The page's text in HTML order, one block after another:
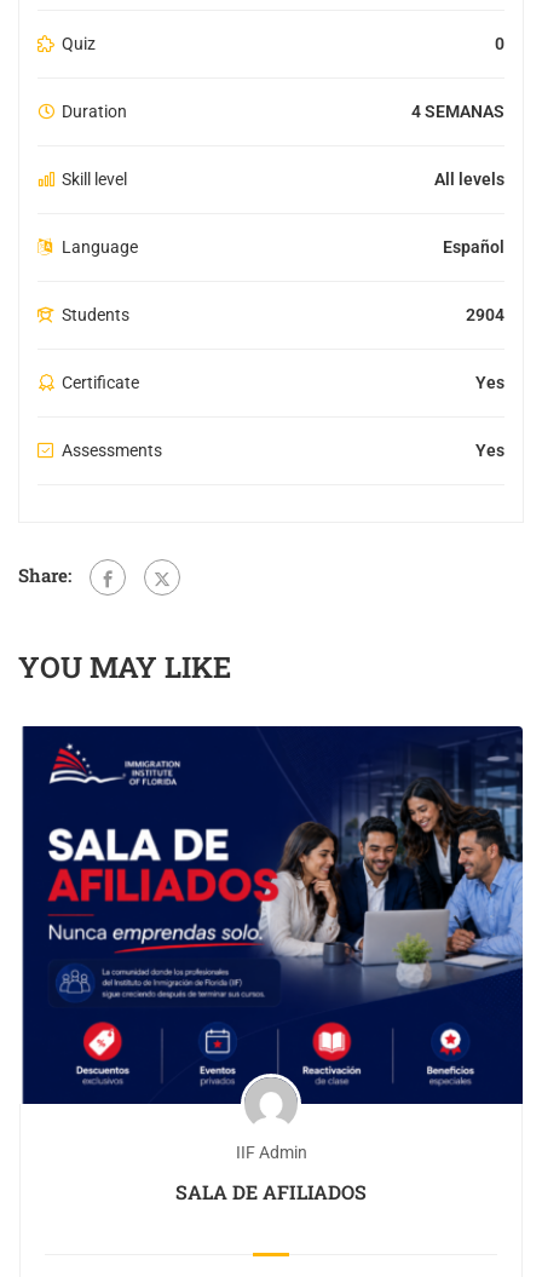
Quiz 0
Duration 4 SEMANAS
Skill level All levels
Language Español
Students 2904
Certificate Yes
Assessments Yes
Share:
YOU MAY LIKE
IIF Admin
SALA DE AFILIADOS